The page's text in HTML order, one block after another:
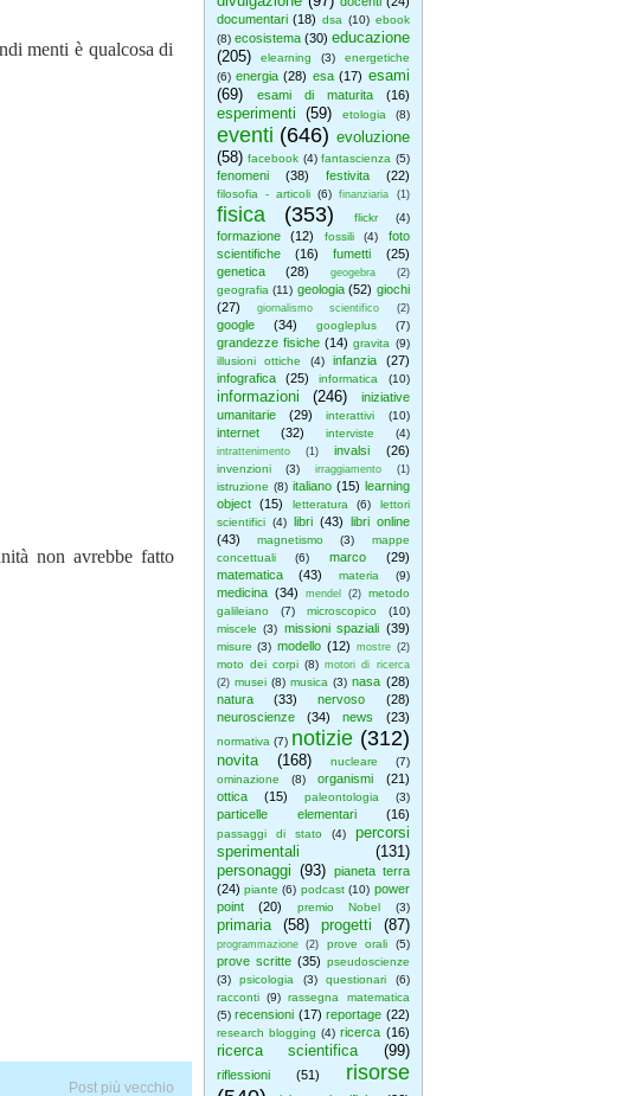
documentari (18) dsa (10) ebook
(8) ecosistema (30) educazione
(205)
elearning (3)
energetiche
(6) energia (28) esa (17) esami
(69)
esami di maturita (16)
esperimenti (59) etologia (8)
eventi (646) evoluzione
(58) facebook (4) fantascienza (5)
fenomeni (38) festivita (22)
filosofia - articoli (6) finanziaria (1)
fisica (353) flickr (4)
formazione (12) fossili (4)
foto
scientifiche
(16) fumetti
(25)
genetica
(28) geogebra (2)
geografia (11) geologia (52) giochi
(27)
giornalismo scientifico (2)
google (34) googleplus (7)
grandezze fisiche (14) gravita (9)
illusioni ottiche
(4) infanzia
(27)
infografica
(25) informatica (10)
informazioni (246)
iniziative
umanitarie
(29) interattivi (10)
internet (32) interviste (4)
intrattenimento (1) invalsi (26)
invenzioni (3) irraggiamento (1)
istruzione (8) italiano (15) learning
object
(15) letteratura (6)
lettori
scientifici (4) libri (43) libri online
(43)
magnetismo (3)
mappe
concettuali
(6) marco
(29)
matematica
(43) materia (9)
medicina (34) mendel (2)
metodo
galileiano
(7) microscopico
(10)
miscele (3) missioni spaziali (39)
misure (3) modello (12) mostre (2)
moto dei corpi (8) motori di ricerca
(2) musei (8) musica (3) nasa (28)
natura
(33) nervoso
(28)
neuroscienze
(34) news (23)
normativa (7) notizie (312)
novita (168) nucleare
(7)
ominazione
(8) organismi
(21)
ottica
(15) paleontologia (3)
particelle elementari (16)
passaggi di stato (4)
percorsi
sperimentali
(131)
personaggi (93)
pianeta terra
(24) piante (6) podcast (10) power
point
(20) premio Nobel (3)
primaria (58) progetti (87)
programmazione (2) prove orali (5)
prove scritte (35) pseudoscienze
(3)
psicologia (3) questionari
(6)
racconti (9) rassegna matematica
(5) recensioni (17) reportage (22)
research blogging (4) ricerca (16)
ricerca scientifica (99)
riflessioni (51)
risorse
menti è qualcosa di
non avrebbe fatto
Post più vecchio